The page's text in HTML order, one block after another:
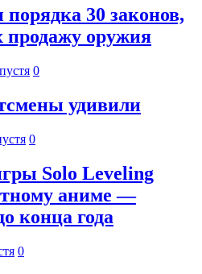
30 законов,
оружия
0
удивили
0
Solo Leveling
аниме —
конца года
0